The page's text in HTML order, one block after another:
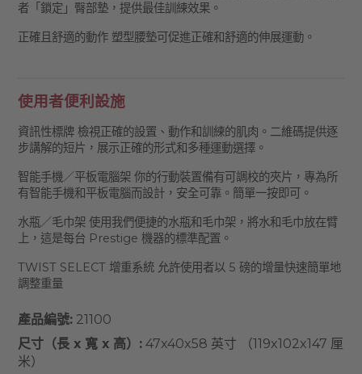
者「鎖定」臀部墊，提供最佳訓練效果。
正確且舒適的動作 塑型腰墊可促進正確和舒適的伸展運動。
使用者便利設施
資訊性標牌 檢視正確的設置、動作和訓練的肌肉。二維碼提供逐
步講解的短片，展示正確的形式和多種運動選擇。
智能手機／平板電腦架 你的行動裝置備有可調校的夾片，專為所
有智能手機和平板電腦而設計，安全可靠。簡單一按即可。
水瓶／毛巾架 使用我們便捷的水瓶和毛巾架，將水和毛巾放在臂
上，這是每台 Prestige 機器的標準配置。
TWIST SELECT 增重系統 允許使用者以 5 磅的增量快速簡單地
調整重量
產品編號:21100
尺寸（長 x 寬 x 高）:47x40x58 英寸 （119x102x147 厘
米）